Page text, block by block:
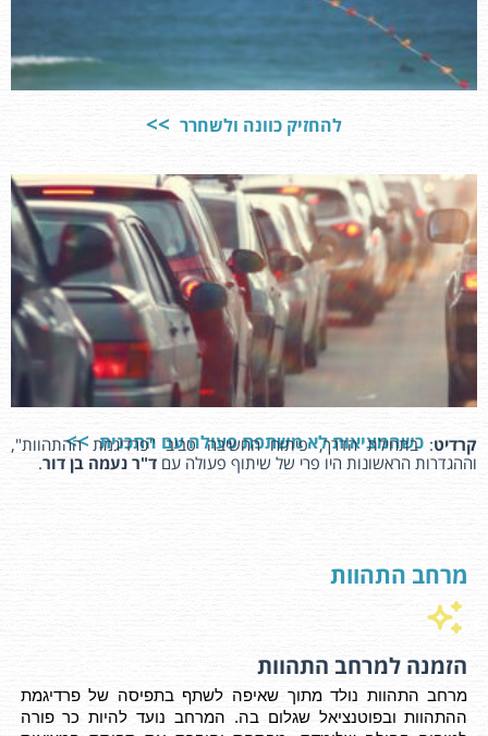
להחזיק כוונה ולשחרר
כשהמציאות לא משתפת פעולה עם התכנית קרדיט: בתחילת הדרך, פיתוח החשיבה סביב "פרדיגמת ההתהוות",
וההגדרות הראשונות היו פרי של שיתוף פעולה עם ד"ר נעמה בן דור.
מרחב התהוות
הזמנה למרחב התהוות
מרחב התהוות נולד מתוך שאיפה לשתף בתפיסה של פרדיגמת
ההתהוות ובפוטנציאל שגלום בה. המרחב נועד להיות כר פורה